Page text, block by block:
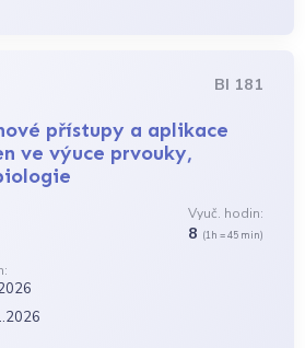
BI 181
přístupy a aplikace
ve výuce prvouky,
Vyuč. hodin:
8 (1h = 45 min)